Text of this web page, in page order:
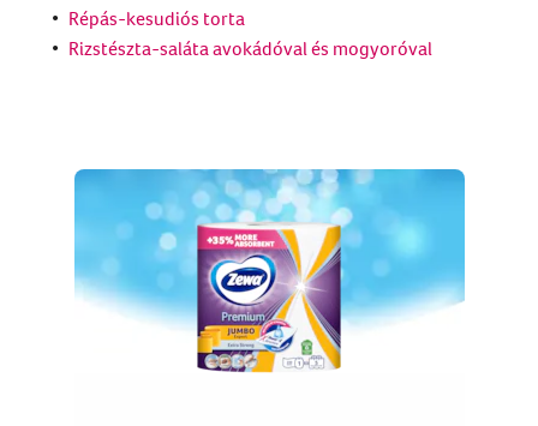
Répás-kesudiós torta
Rizstészta-saláta avokádóval és mogyoróval